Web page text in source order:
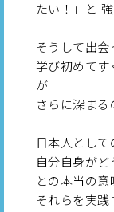
たい！」と
そうして出会
学び初めてす
が
さらに深まる
日本人として
自分自身が
との本当の意
それらを実践